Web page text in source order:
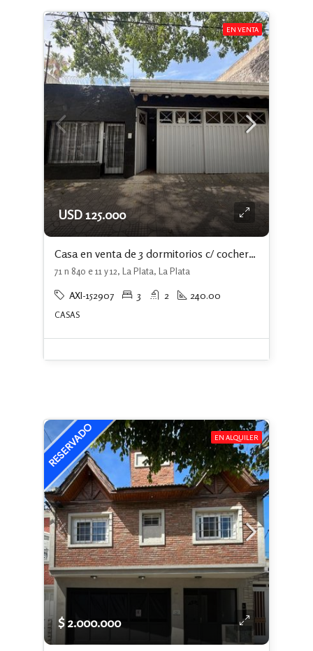
EN VENTA
USD 125.000
Casa en venta de 3 dormitorios c/ cochera en La Plata
71 n 840 e 11 y 12, La Plata, La Plata
AXI-152907 3 2 240.00
CASAS
EN ALQUILER
$ 2.000.000